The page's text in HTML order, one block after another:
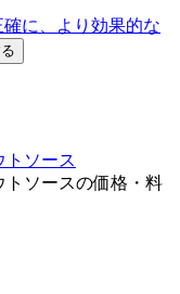
に、より効果的な
トソース
トソースの価格・料